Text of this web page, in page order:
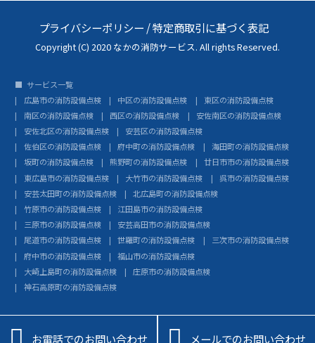
プライバシーポリシー /特定商取引に基づく表記
Copyright (C) 2020 なかの消防サービス. All rights Reserved.
サービス一覧
広島市の消防設備点検
中区の消防設備点検
東区の消防設備点検
南区の消防設備点検
西区の消防設備点検
安佐南区の消防設備点検
安佐北区の消防設備点検
安芸区の消防設備点検
佐伯区の消防設備点検
府中町の消防設備点検
海田町の消防設備点検
坂町の消防設備点検
熊野町の消防設備点検
廿日市市の消防設備点検
東広島市の消防設備点検
大竹市の消防設備点検
呉市の消防設備点検
安芸太田町の消防設備点検
北広島町の消防設備点検
竹原市の消防設備点検
江田島市の消防設備点検
三原市の消防設備点検
安芸高田市の消防設備点検
尾道市の消防設備点検
世羅町の消防設備点検
三次市の消防設備点検
府中市の消防設備点検
福山市の消防設備点検
大崎上島町の消防設備点検
庄原市の消防設備点検
神石高原町の消防設備点検
お電話でのお問い合わせ メールでのお問い合わせ